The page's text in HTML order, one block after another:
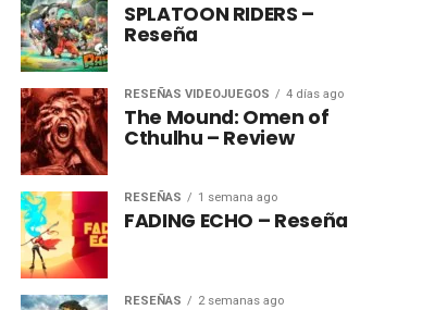
SPLATOON RIDERS –
Reseña
RESEÑAS VIDEOJUEGOS 4 días ago
The Mound: Omen of
Cthulhu – Review
RESEÑAS 1 semana ago
FADING ECHO – Reseña
RESEÑAS 2 semanas ago